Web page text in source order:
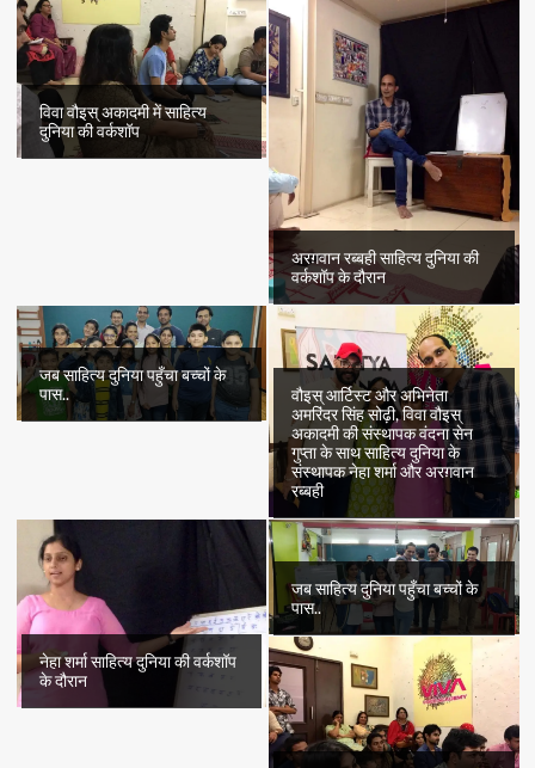
विवा वौइस् अकादमी में साहित्य
दुनिया की वर्कशॉप
अरग़वान रब्बही साहित्य दुनिया की
वर्कशॉप के दौरान
जब साहित्य दुनिया पहुँचा बच्चों के
पास..
वौइस् आर्टिस्ट और अभिनेता
अमरिंदर सिंह सोढ़ी, विवा वौइस्
अकादमी की संस्थापक वंदना सेन
गुप्ता के साथ साहित्य दुनिया के
संस्थापक नेहा शर्मा और अरग़वान
रब्बही
नेहा शर्मा साहित्य दुनिया की वर्कशॉप
के दौरान
जब साहित्य दुनिया पहुँचा बच्चों के
पास..